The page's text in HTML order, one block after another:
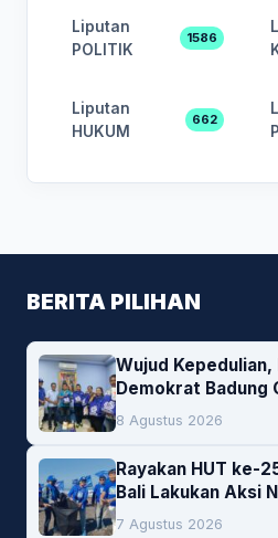
Liputan
POLITIK
1586
Liputan
HUKUM
662
BERITA PILIHAN
Wujud Kepedulian,
Demokrat Badung
Darah
8 Agustus 2026
Rayakan HUT ke-
Bali Lakukan Aksi
Lingkungan
7 Agustus 2026